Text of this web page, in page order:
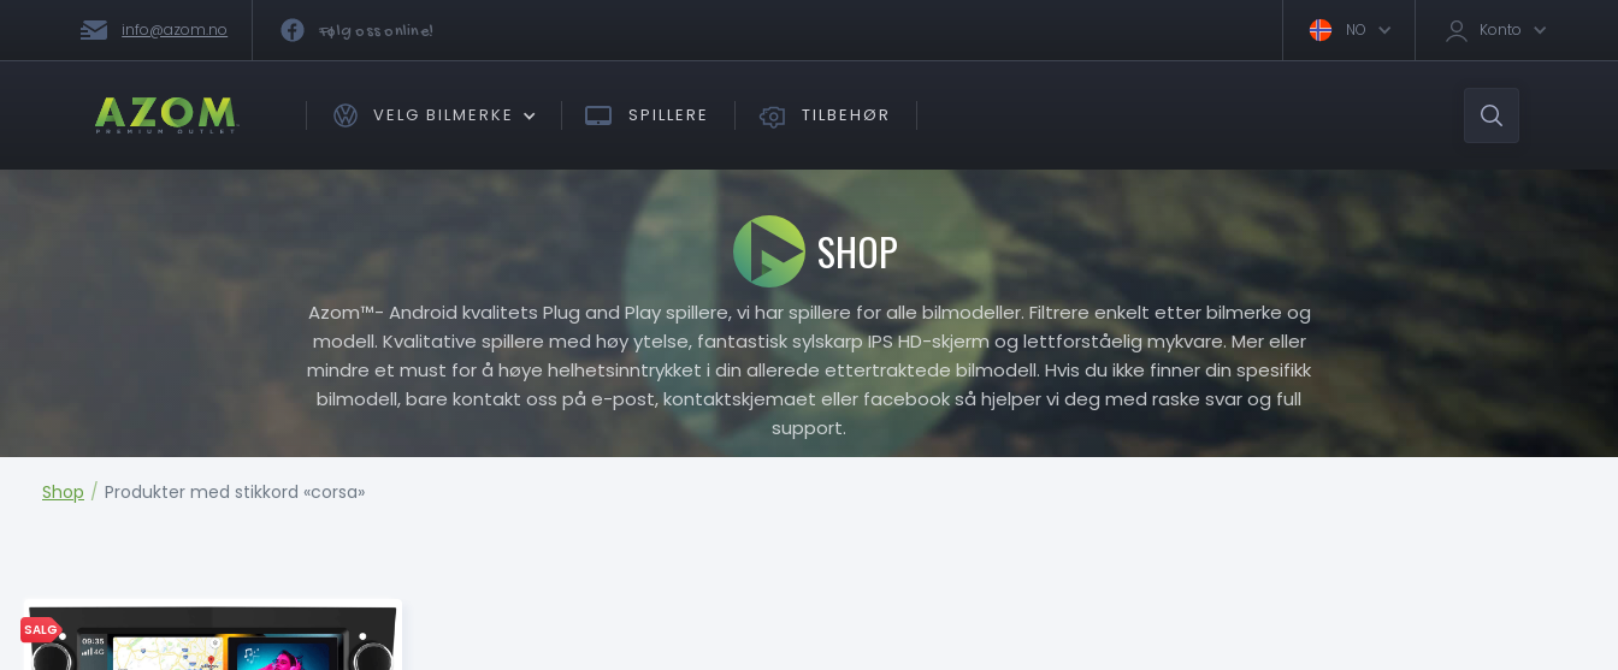
info@azom.no Følg oss online! NO Konto
VELG BILMERKE SPILLERE TILBEHØR
SHOP
Azom™- Android kvalitets Plug and Play spillere, vi har spillere for alle bilmodeller. Filtrere enkelt etter bilmerke og
modell. Kvalitative spillere med høy ytelse, fantastisk sylskarp IPS HD-skjerm og lettforståelig mykvare. Mer eller
mindre et must for å høye helhetsinntrykket i din allerede ettertraktede bilmodell. Hvis du ikke finner din spesifikk
bilmodell, bare kontakt oss på e-post, kontaktskjemaet eller facebook så hjelper vi deg med raske svar og full
support.
Shop / Produkter med stikkord «corsa»
SALG